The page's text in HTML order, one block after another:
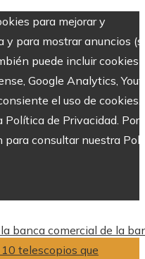
para mejorar y
y para mostrar anuncios
puede incluir cookies
Google Analytics,
el uso de cookies.
Política de Privacidad. Por
consultar nuestra
banca comercial de la
telescopios que